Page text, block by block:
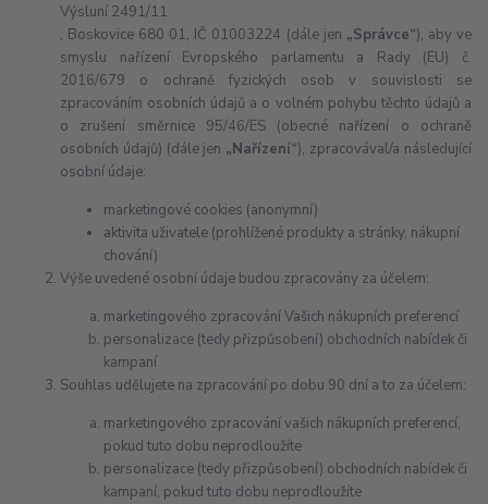
Výsluní 2491/11
, Boskovice 680 01, IČ 01003224 (dále jen „Správce“), aby ve
smyslu nařízení Evropského parlamentu a Rady (EU) č.
2016/679 o ochraně fyzických osob v souvislosti se
zpracováním osobních údajů a o volném pohybu těchto údajů a
o zrušení směrnice 95/46/ES (obecné nařízení o ochraně
osobních údajů) (dále jen „Nařízení“), zpracovával/a následující
osobní údaje:
marketingové cookies (anonymní)
aktivita uživatele (prohlížené produkty a stránky, nákupní
chování)
Výše uvedené osobní údaje budou zpracovány za účelem:
marketingového zpracování Vašich nákupních preferencí
personalizace (tedy přizpůsobení) obchodních nabídek či
kampaní
Souhlas udělujete na zpracování po dobu 90 dní a to za účelem:
marketingového zpracování vašich nákupních preferencí,
pokud tuto dobu neprodloužíte
personalizace (tedy přizpůsobení) obchodních nabídek či
kampaní, pokud tuto dobu neprodloužíte